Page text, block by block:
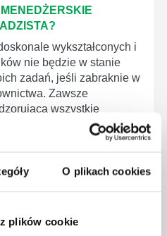
O plikach cookies
plików cookie
wykształconych i
nie będzie w stanie
zadań, jeśli zabraknie w
Zawsze
wszystkie
pracowników.
ROZWINĄĆ SWOJE